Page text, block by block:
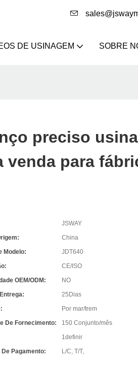
DE USINAGEM SOBRE
preciso
venda para
JSWAY
China
Modelo:
JDT640
CE/ISO
OEM/ODM:
NO
25Dias
Por mar/trem
De Fornecimento:
150 Conjunto/mês
1definir
Pagamento:
L/C, T/T,